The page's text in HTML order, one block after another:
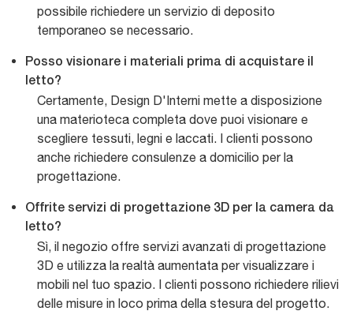
possibile richiedere un servizio di deposito
temporaneo se necessario.
Posso visionare i materiali prima di acquistare il
letto?
Certamente, Design D'Interni mette a disposizione
una materioteca completa dove puoi visionare e
scegliere tessuti, legni e laccati. I clienti possono
anche richiedere consulenze a domicilio per la
progettazione.
Offrite servizi di progettazione 3D per la camera da
letto?
Sì, il negozio offre servizi avanzati di progettazione
3D e utilizza la realtà aumentata per visualizzare i
mobili nel tuo spazio. I clienti possono richiedere rilievi
delle misure in loco prima della stesura del progetto.